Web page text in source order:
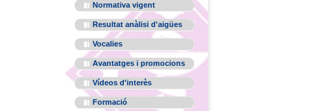
Normativa vigent
Resultat anàlisi d'aigües
Vocalies
Avantatges i promocions
Vídeos d'interès
Formació